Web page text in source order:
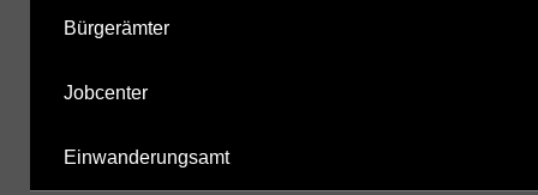
Bürgerämter
Jobcenter
Einwanderungsamt